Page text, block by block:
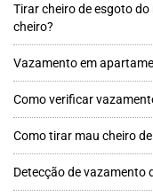
Tirar cheiro de esgoto
cheiro?
Vazamento em
Como verificar
Como tirar mau cheiro
Detecção de vazamento